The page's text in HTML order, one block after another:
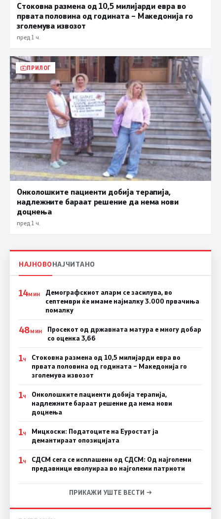
Стоковна размена од 10,5 милијарди евра во
првата половина од годината – Македонија го
зголемува извозот
пред 1 ч.
ПРИЛОГ
Онколошките пациенти добија терапија,
надлежните бараат решение да нема нови
доцнења
пред 1 ч.
НАЈНОВОНАЈЧИТАНО
14МИН
Демографскиот аларм се засилува, во
септември ќе имаме најмалку 3.000 првачиња
помалку
48МИН
Просекот од државната матура е многу добар
со оценка 3,66
1Ч
Стоковна размена од 10,5 милијарди евра во
првата половина од годината – Македонија го
зголемува извозот
1Ч
Онколошките пациенти добија терапија,
надлежните бараат решение да нема нови
доцнења
1Ч
Мицкоски: Податоците на Еуростат ја
демантираат опозицијата
1Ч
СДСМ сега се исплашени од СДСМ: Од најголеми
предавници еволуираа во најголеми патриоти
ПРИКАЖИ УШТЕ ВЕСТИ →